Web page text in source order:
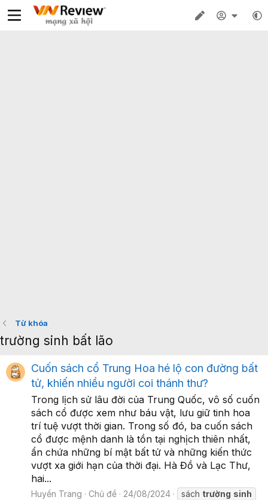
Từ khóa
trường sinh bất lão
Cuốn sách cổ Trung Hoa hé lộ con đường bất
tử, khiến nhiều người coi thánh thư?
Trong lịch sử lâu đời của Trung Quốc, vô số cuốn
sách cổ được xem như báu vật, lưu giữ tinh hoa
trí tuệ vượt thời gian. Trong số đó, ba cuốn sách
cổ được mệnh danh là tồn tại nghịch thiên nhất,
ẩn chứa những bí mật bất tử và những kiến thức
vượt xa giới hạn của thời đại. Hà Đồ và Lạc Thư,
hai...
Huyền Trang Chủ đề 24/08/2024 sách trường sinh